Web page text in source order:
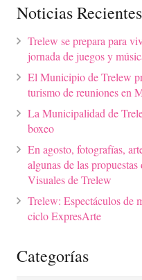
Noticias Recientes
Trelew se prepara para
jornada de juegos y
El Municipio de Trelew
turismo de reuniones en
La Municipalidad de
boxeo
En agosto, fotografías,
algunas de las
Visuales de Trelew
Trelew: Espectáculos de
ciclo ExpresArte
Categorías